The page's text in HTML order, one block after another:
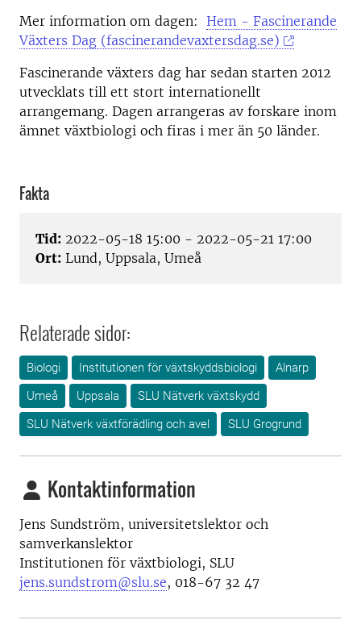
Mer information om dagen: Hem - Fascinerande
Växters Dag (fascinerandevaxtersdag.se)
Fascinerande växters dag har sedan starten 2012
utvecklats till ett stort internationellt
arrangemang. Dagen arrangeras av forskare inom
ämnet växtbiologi och firas i mer än 50 länder.
Fakta
Tid: 2022-05-18 15:00 - 2022-05-21 17:00
Ort: Lund, Uppsala, Umeå
Relaterade sidor:
Biologi Institutionen för växtskyddsbiologi
Alnarp
Umeå
Uppsala
SLU Nätverk växtskydd
SLU Nätverk växtförädling och avel
SLU Grogrund
Kontaktinformation
Jens Sundström, universitetslektor och
samverkanslektor
Institutionen för växtbiologi, SLU
jens.sundstrom@slu.se, 018-67 32 47